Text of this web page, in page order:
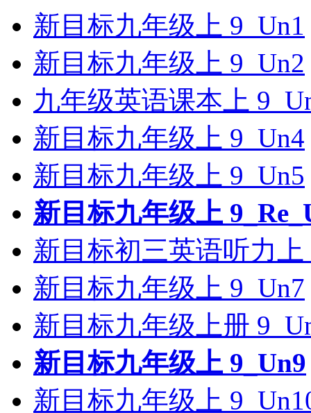
新目标九年级上 9_Un1
新目标九年级上 9_Un2
九年级英语课本上
新目标九年级上 9_Un4
新目标九年级上 9_Un5
新目标九年级上
新目标初三英语听力上
新目标九年级上 9_Un7
新目标九年级上册
新目标九年级上 9_Un9
新目标九年级上